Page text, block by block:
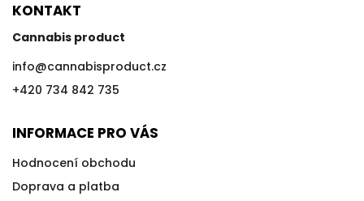
KONTAKT
Cannabis product
info@cannabisproduct.cz
+420 734 842 735
INFORMACE PRO VÁS
Hodnocení obchodu
Doprava a platba